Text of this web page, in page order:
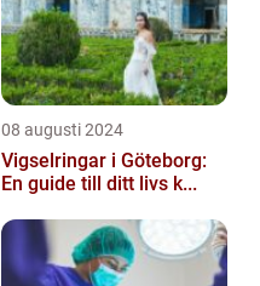
08 augusti 2024
Vigselringar i Göteborg:
En guide till ditt livs k...